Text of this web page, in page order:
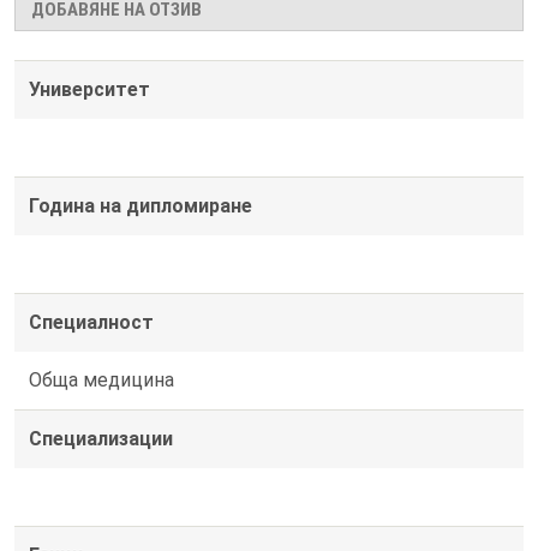
ДОБАВЯНЕ НА ОТЗИВ
Университет
Година на дипломиране
Специалност
Обща медицина
Специализации